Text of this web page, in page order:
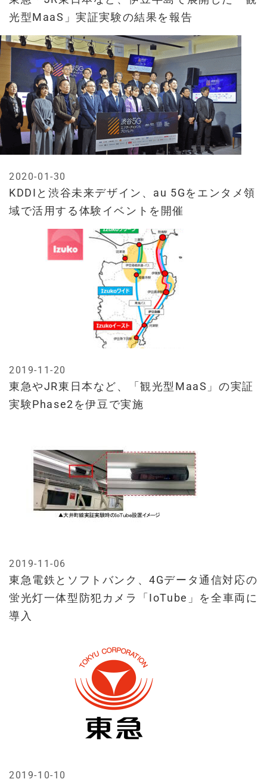
光型MaaS」実証実験の結果を報告
KDDIと渋谷未来デザイン、au 5Gをエンタメ領
域で活用する体験イベントを開催
2020-01-30
東急やJR東日本など、「観光型MaaS」の実証
実験Phase2を伊豆で実施
2019-11-20
東急電鉄とソフトバンク、4Gデータ通信対応の
蛍光灯一体型防犯カメラ「IoTube」を全車両に
導入
2019-11-06
2019-10-10